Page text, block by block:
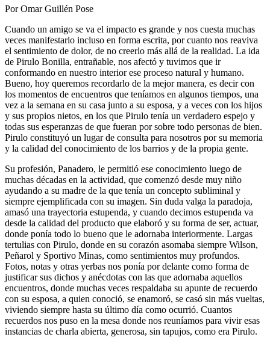
Por Omar Guillén Pose
Cuando un amigo se va el impacto es grande y nos cuesta muchas
veces manifestarlo incluso en forma escrita, por cuanto nos reaviva
el sentimiento de dolor, de no creerlo más allá de la realidad. La ida
de Pirulo Bonilla, entrañable, nos afectó y tuvimos que ir
conformando en nuestro interior ese proceso natural y humano.
Bueno, hoy queremos recordarlo de la mejor manera, es decir con
los momentos de encuentros que teníamos en algunos tiempos, una
vez a la semana en su casa junto a su esposa, y a veces con los hijos
y sus propios nietos, en los que Pirulo tenía un verdadero espejo y
todas sus esperanzas de que fueran por sobre todo personas de bien.
Pirulo constituyó un lugar de consulta para nosotros por su memoria
y la calidad del conocimiento de los barrios y de la propia gente.
Su profesión, Panadero, le permitió ese conocimiento luego de
muchas décadas en la actividad, que comenzó desde muy niño
ayudando a su madre de la que tenía un concepto subliminal y
siempre ejemplificada con su imagen. Sin duda valga la paradoja,
amasó una trayectoria estupenda, y cuando decimos estupenda va
desde la calidad del producto que elaboró y su forma de ser, actuar,
donde ponía todo lo bueno que le adornaba interiormente. Largas
tertulias con Pirulo, donde en su corazón asomaba siempre Wilson,
Peñarol y Sportivo Minas, como sentimientos muy profundos.
Fotos, notas y otras yerbas nos ponía por delante como forma de
justificar sus dichos y anécdotas con las que adornaba aquellos
encuentros, donde muchas veces respaldaba su apunte de recuerdo
con su esposa, a quien conoció, se enamoró, se casó sin más vueltas,
viviendo siempre hasta su último día como ocurrió. Cuantos
recuerdos nos puso en la mesa donde nos reuníamos para vivir esas
instancias de charla abierta, generosa, sin tapujos, como era Pirulo.